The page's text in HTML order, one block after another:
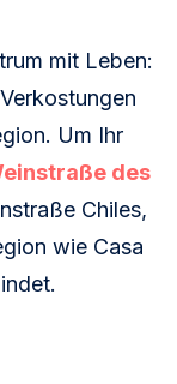
mit Leben:
Um Ihr
des
Chiles,
wie Casa